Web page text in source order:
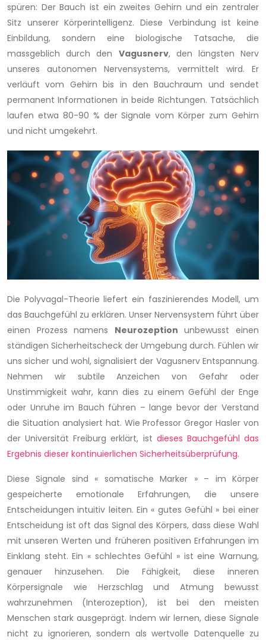
spüren: Der Bauch ist ein zweites Gehirn und ein zentraler
Sitz unserer Körperintelligenz. Diese Verbindung ist keine
Einbildung, sondern eine biologische Tatsache, die
massgeblich durch den Vagusnerv, den längsten Nerv
unseres autonomen Nervensystems, vermittelt wird. Er
verläuft vom Gehirn bis in den Bauchraum und sendet
permanent Informationen in beide Richtungen. Tatsächlich
laufen etwa 80-90 % der Signale vom Körper zum Gehirn
und nicht umgekehrt.
Die Polyvagal-Theorie liefert ein faszinierendes Modell, um
das Bauchgefühl zu erklären. Unser Nervensystem führt über
einen Prozess namens Neurozeption unbewusst einen
ständigen Sicherheitscheck der Umgebung durch. Fühlen wir
uns sicher und wohl, signalisiert der Vagusnerv Entspannung.
Nehmen wir subtile Anzeichen von Gefahr oder
Unstimmigkeit wahr, kann dies zu einem Gefühl der Enge
oder Unruhe im Bauch führen – lange bevor der Verstand
die Situation analysiert hat. Wie Professor Gregor Hasler von
der Universität Freiburg erklärt, ist dieses Bauchgefühl das
Ergebnis dieser kontinuierlichen Sicherheitsüberprüfung.
Diese Signale sind « somatische Marker » – im Körper
gespeicherte emotionale Erfahrungen, die unsere
Entscheidungen intuitiv leiten. Ein « gutes Gefühl » bei einer
Entscheidung ist oft das Signal des Körpers, dass diese Wahl
mit unseren Werten und früheren positiven Erfahrungen im
Einklang steht. Ein « schlechtes Gefühl » ist eine Warnung,
genauer hinzusehen. Die Fähigkeit, diese inneren
Körpersignale wie Herzschlag und Atmung bewusst
wahrzunehmen (Interozeption), ist bei den meisten
Menschen stark ausgeprägt. Indem wir lernen, diese Signale
nicht zu ignorieren, sondern als wertvolle Datenquelle zu